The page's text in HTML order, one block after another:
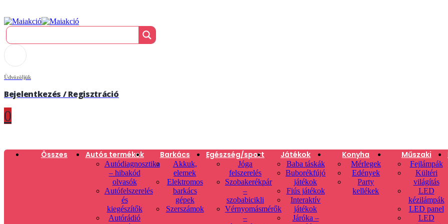
Üdvözöljük
Bejelentkezés / Regisztráció
0
Összes Autós termékek
Autódiagnosztika
– hibakód
olvasók
Autófelszerelés
és
kiegészítők
Autórádió
Barkács
Akkuk,
elemek
Elektromos
barkács
gépek
Szerszámok
Egészség/sport
Jóga
felszerelés
Szobakerékpár
–
szobabicikli
Vérnyomásmérők
–
Játékok
Baba táskák
Buborékfújó
játékok
Fiús játékok
Interaktív
játékok
Járóka –
Konyha
Mérlegek
Edények
Party
kellékek
Műszaki
Fejlámpák
Kültéri
világítás
LED
kézilámpák
LED panel
LED